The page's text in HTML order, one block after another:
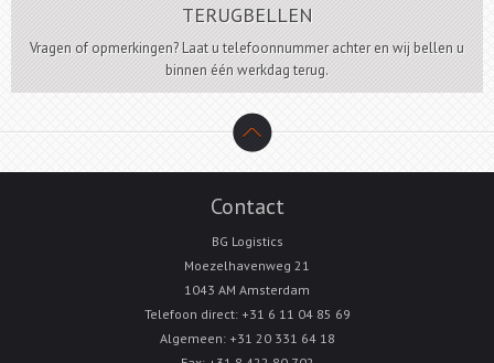
TERUGBELLEN
Vragen of opmerkingen? Laat u telefoonnummer achter en wij bellen u
binnen één werkdag terug.
Contact
BG Logistics
Moezelhavenweg 21
1043 AM Amsterdam
Telefoon direct: +31 6 11 04 85 69
Algemeen: +31 20 331 64 18